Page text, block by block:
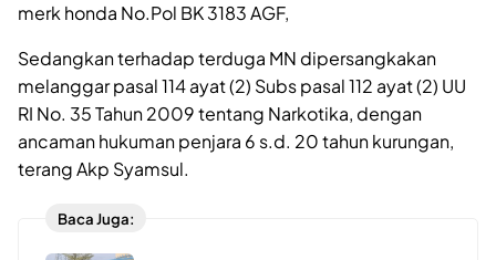
merk honda No.Pol BK 3183 AGF,
Sedangkan terhadap terduga MN dipersangkakan
melanggar pasal 114 ayat (2) Subs pasal 112 ayat (2) UU
RI No. 35 Tahun 2009 tentang Narkotika, dengan
ancaman hukuman penjara 6 s.d. 20 tahun kurungan,
terang Akp Syamsul.
Baca Juga: